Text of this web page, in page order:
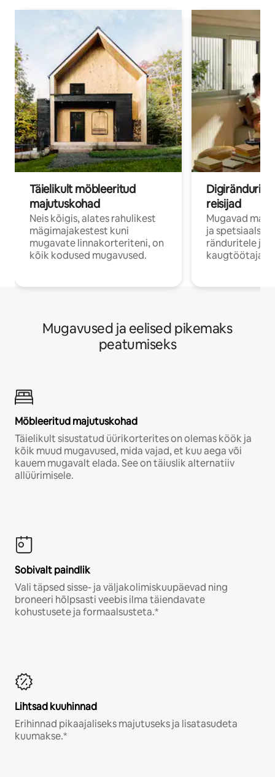
Täielikult möbleeritud
majutuskohad
Neis kõigis, alates rahulikest
mägimajakestest kuni
mugavate linnakorteriteni, on
kõik kodused mugavused.
Digirändurid
reisijad
Mugavad
ja spetsiaalse
ränduritele ja
Mugavused ja eelised pikemaks
peatumiseks
Möbleeritud majutuskohad
Täielikult sisustatud üürikorterites on olemas köök ja
kõik muud mugavused, mida vajad, et kuu aega või
kauem mugavalt elada. See on täiuslik alternatiiv
allüürimisele.
Sobivalt paindlik
Vali täpsed sisse- ja väljakolimiskuupäevad ning
broneeri hõlpsasti veebis ilma täiendavate
kohustusete ja formaalsusteta.*
Lihtsad kuuhinnad
Erihinnad pikaajaliseks majutuseks ja lisatasudeta
kuumakse.*